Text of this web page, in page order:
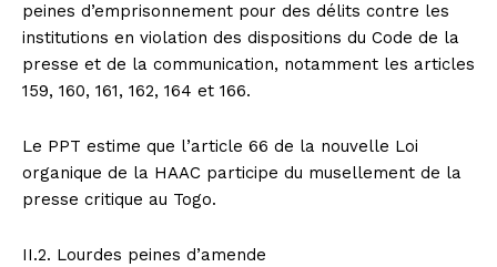
peines d’emprisonnement pour des délits contre les
institutions en violation des dispositions du Code de la
presse et de la communication, notamment les articles
159, 160, 161, 162, 164 et 166.
Le PPT estime que l’article 66 de la nouvelle Loi
organique de la HAAC participe du musellement de la
presse critique au Togo.
II.2. Lourdes peines d’amende